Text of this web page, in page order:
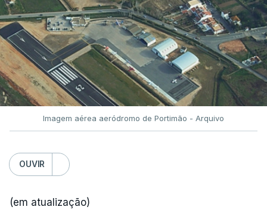
Imagem aérea aeródromo de Portimão - Arquivo
OUVIR
(em atualização)